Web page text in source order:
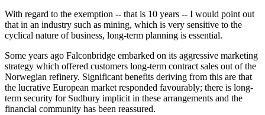
With regard to the exemption -- that is 10 years -- I would point out
that in an industry such as mining, which is very sensitive to the
cyclical nature of business, long-term planning is essential.
Some years ago Falconbridge embarked on its aggressive marketing
strategy which offered customers long-term contract sales out of the
Norwegian refinery. Significant benefits deriving from this are that
the lucrative European market responded favourably; there is long-
term security for Sudbury implicit in these arrangements and the
financial community has been reassured.